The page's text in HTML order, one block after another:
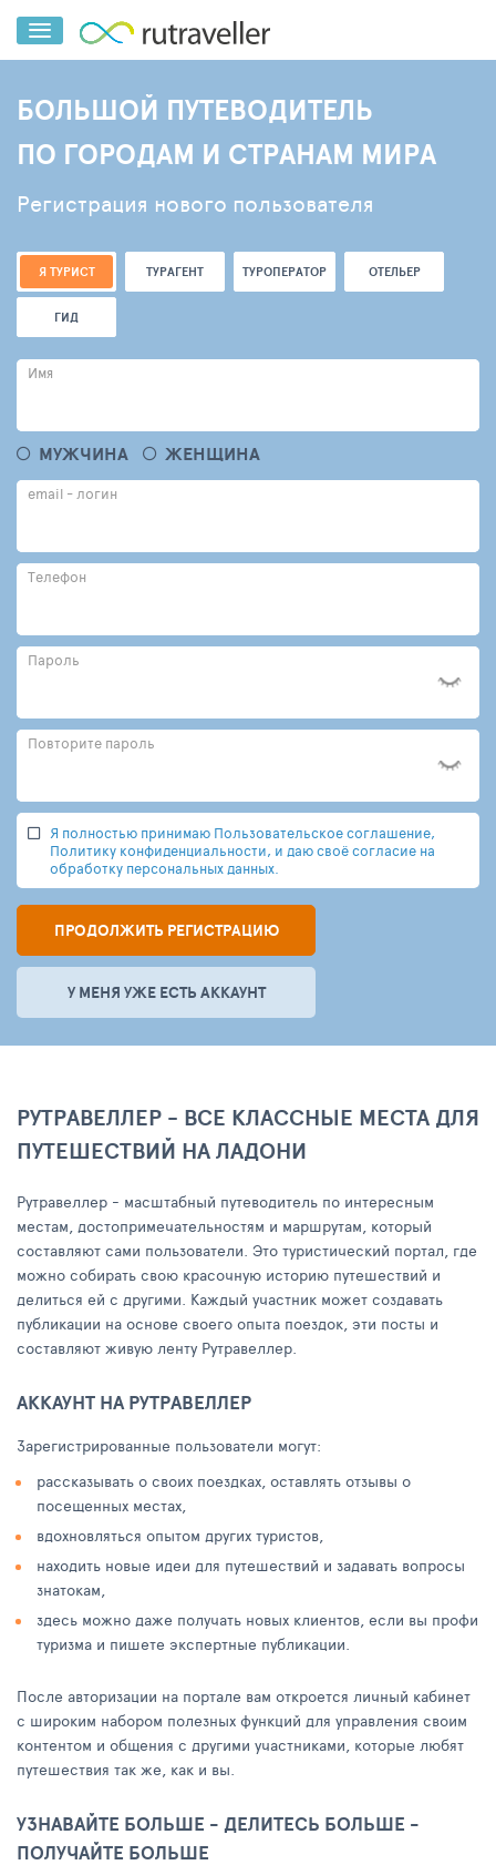
БОЛЬШОЙ ПУТЕВОДИТЕЛЬ
ПО ГОРОДАМ И СТРАНАМ МИРА
Регистрация нового пользователя
Я ТУРИСТ ТУРАГЕНТ ТУРОПЕРАТОР ОТЕЛЬЕР
ГИД
Имя
МУЖЧИНА ЖЕНЩИНА
email - логин
Телефон
Пароль
Повторите пароль
Я полностью принимаю Пользовательское соглашение,
Политику конфиденциальности, и даю своё согласие на
обработку персональных данных.
ПРОДОЛЖИТЬ РЕГИСТРАЦИЮ
У МЕНЯ УЖЕ ЕСТЬ АККАУНТ
РУТРАВЕЛЛЕР - ВСЕ КЛАССНЫЕ МЕСТА ДЛЯ
ПУТЕШЕСТВИЙ НА ЛАДОНИ
Рутравеллер - масштабный путеводитель по интересным
местам, достопримечательностям и маршрутам, который
составляют сами пользователи. Это туристический портал, где
можно собирать свою красочную историю путешествий и
делиться ей с другими. Каждый участник может создавать
публикации на основе своего опыта поездок, эти посты и
составляют живую ленту Рутравеллер.
АККАУНТ НА РУТРАВЕЛЛЕР
Зарегистрированные пользователи могут:
рассказывать о своих поездках, оставлять отзывы о
посещенных местах,
вдохновляться опытом других туристов,
находить новые идеи для путешествий и задавать вопросы
знатокам,
здесь можно даже получать новых клиентов, если вы профи
туризма и пишете экспертные публикации.
После авторизации на портале вам откроется личный кабинет
с широким набором полезных функций для управления своим
контентом и общения с другими участниками, которые любят
путешествия так же, как и вы.
УЗНАВАЙТЕ БОЛЬШЕ - ДЕЛИТЕСЬ БОЛЬШЕ -
ПОЛУЧАЙТЕ БОЛЬШЕ